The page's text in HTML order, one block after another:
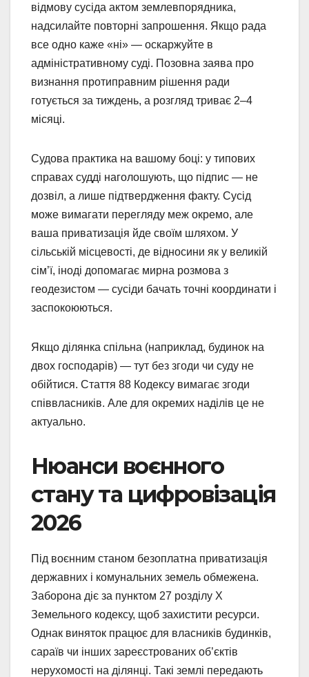
відмову сусіда актом землевпорядника,
надсилайте повторні запрошення. Якщо рада
все одно каже «ні» — оскаржуйте в
адміністративному суді. Позовна заява про
визнання протиправним рішення ради
готується за тиждень, а розгляд триває 2–4
місяці.
Судова практика на вашому боці: у типових
справах судді наголошують, що підпис — не
дозвіл, а лише підтвердження факту. Сусід
може вимагати перегляду меж окремо, але
ваша приватизація йде своїм шляхом. У
сільській місцевості, де відносини як у великій
сім’ї, іноді допомагає мирна розмова з
геодезистом — сусіди бачать точні координати і
заспокоюються.
Якщо ділянка спільна (наприклад, будинок на
двох господарів) — тут без згоди чи суду не
обійтися. Стаття 88 Кодексу вимагає згоди
співвласників. Але для окремих наділів це не
актуально.
Нюанси воєнного
стану та цифровізація
2026
Під воєнним станом безоплатна приватизація
державних і комунальних земель обмежена.
Заборона діє за пунктом 27 розділу X
Земельного кодексу, щоб захистити ресурси.
Однак виняток працює для власників будинків,
сараїв чи інших зареєстрованих об’єктів
нерухомості на ділянці. Такі землі передають